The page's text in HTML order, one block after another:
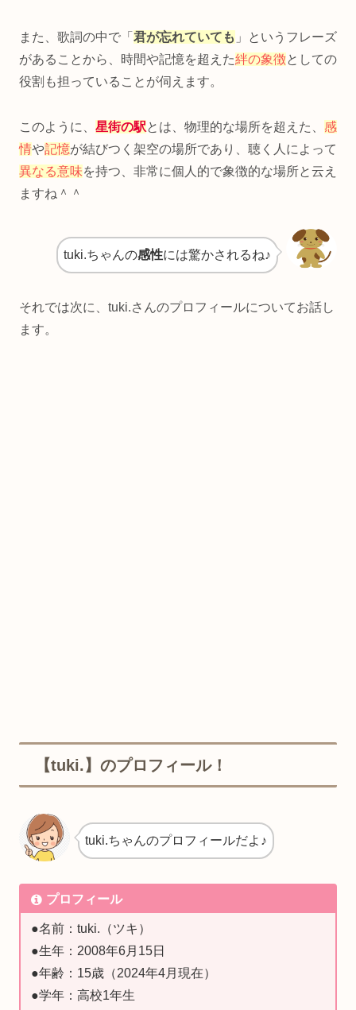
また、歌詞の中で「 君が忘れていても 」というフレーズ
があることから、時間や記憶を超えた絆の象徴としての
役割も担っていることが伺えます。
このように、 星街の駅とは、物理的な場所を超えた、 感
情や記憶が結びつく架空の場所であり、聴く人によって
異なる意味を持つ、非常に個人的で象徴的な場所と云え
ますね＾＾
tuki.ちゃんの感性には驚かされるね♪
それでは次に、tuki.さんのプロフィールについてお話し
ます。
【tuki.】のプロフィール！
tuki.ちゃんのプロフィールだよ♪
プロフィール
●名前：tuki.（ツキ）
●生年：2008年6月15日
●年齢：15歳（2024年4月現在）
●学年：高校1年生